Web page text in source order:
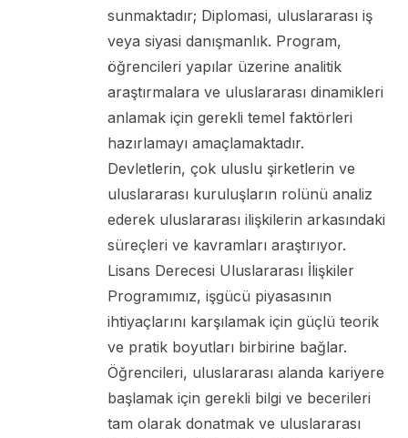
sunmaktadır; Diplomasi, uluslararası iş
veya siyasi danışmanlık. Program,
öğrencileri yapılar üzerine analitik
araştırmalara ve uluslararası dinamikleri
anlamak için gerekli temel faktörleri
hazırlamayı amaçlamaktadır.
Devletlerin, çok uluslu şirketlerin ve
uluslararası kuruluşların rolünü analiz
ederek uluslararası ilişkilerin arkasındaki
süreçleri ve kavramları araştırıyor.
Lisans Derecesi Uluslararası İlişkiler
Programımız, işgücü piyasasının
ihtiyaçlarını karşılamak için güçlü teorik
ve pratik boyutları birbirine bağlar.
Öğrencileri, uluslararası alanda kariyere
başlamak için gerekli bilgi ve becerileri
tam olarak donatmak ve uluslararası